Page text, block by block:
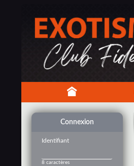
Connexion
Identifiant
8 caractères